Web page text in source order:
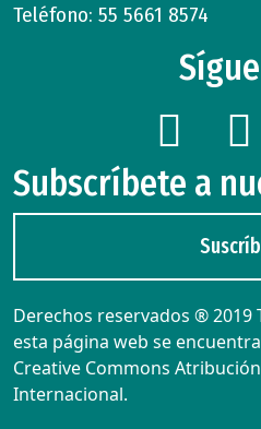
Teléfono: 55 5661 8574
Subscríbete a
Derechos reservados ® 2019
esta página web se
Creative Commons
Internacional.